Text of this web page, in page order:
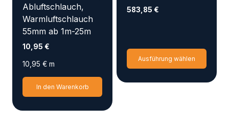
Abluftschlauch,
Warmluftschlauch
55mm ab 1m-25m
10,95 €
10,95 € m
In den Warenkorb
583,85 €
Ausführung wählen
weist